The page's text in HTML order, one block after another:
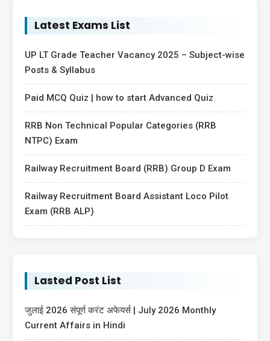
Latest Exams List
UP LT Grade Teacher Vacancy 2025 – Subject-wise
Posts & Syllabus
Paid MCQ Quiz | how to start Advanced Quiz
RRB Non Technical Popular Categories (RRB
NTPC) Exam
Railway Recruitment Board (RRB) Group D Exam
Railway Recruitment Board Assistant Loco Pilot
Exam (RRB ALP)
Lasted Post List
जुलाई 2026 संपूर्ण करंट अफेयर्स | July 2026 Monthly
Current Affairs in Hindi